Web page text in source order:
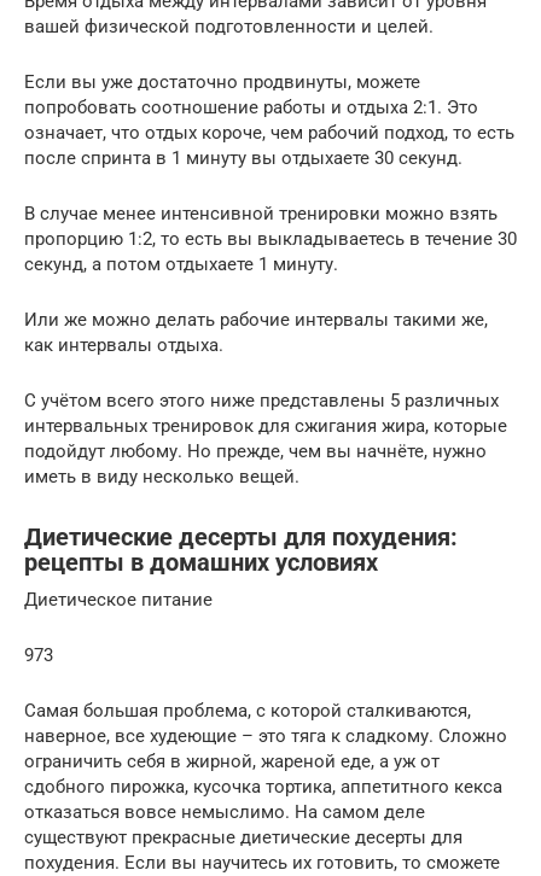
вашей физической подготовленности и целей.
Если вы уже достаточно продвинуты, можете
попробовать соотношение работы и отдыха 2:1. Это
означает, что отдых короче, чем рабочий подход, то есть
после спринта в 1 минуту вы отдыхаете 30 секунд.
В случае менее интенсивной тренировки можно взять
пропорцию 1:2, то есть вы выкладываетесь в течение 30
секунд, а потом отдыхаете 1 минуту.
Или же можно делать рабочие интервалы такими же,
как интервалы отдыха.
С учётом всего этого ниже представлены 5 различных
интервальных тренировок для сжигания жира, которые
подойдут любому. Но прежде, чем вы начнёте, нужно
иметь в виду несколько вещей.
Диетические десерты для похудения:
рецепты в домашних условиях
Диетическое питание
973
Самая большая проблема, с которой сталкиваются,
наверное, все худеющие – это тяга к сладкому. Сложно
ограничить себя в жирной, жареной еде, а уж от
сдобного пирожка, кусочка тортика, аппетитного кекса
отказаться вовсе немыслимо. На самом деле
существуют прекрасные диетические десерты для
похудения. Если вы научитесь их готовить, то сможете